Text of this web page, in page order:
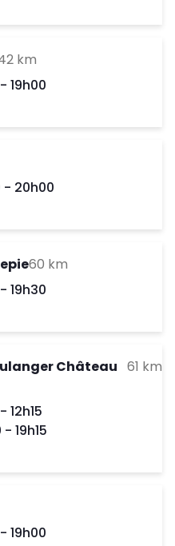
km
the Week
- 19h00
the Week
- 20h00
60 km
the Week
- 19h30
Château 61 km
the Week
- 12h15
- 19h15
the Week
- 19h00